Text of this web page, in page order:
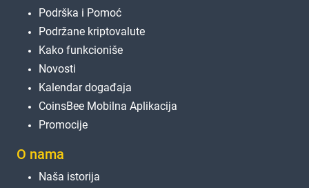
Podrška i Pomoć
Podržane kriptovalute
Kako funkcioniše
Novosti
Kalendar događaja
CoinsBee Mobilna Aplikacija
Promocije
O nama
Naša istorija